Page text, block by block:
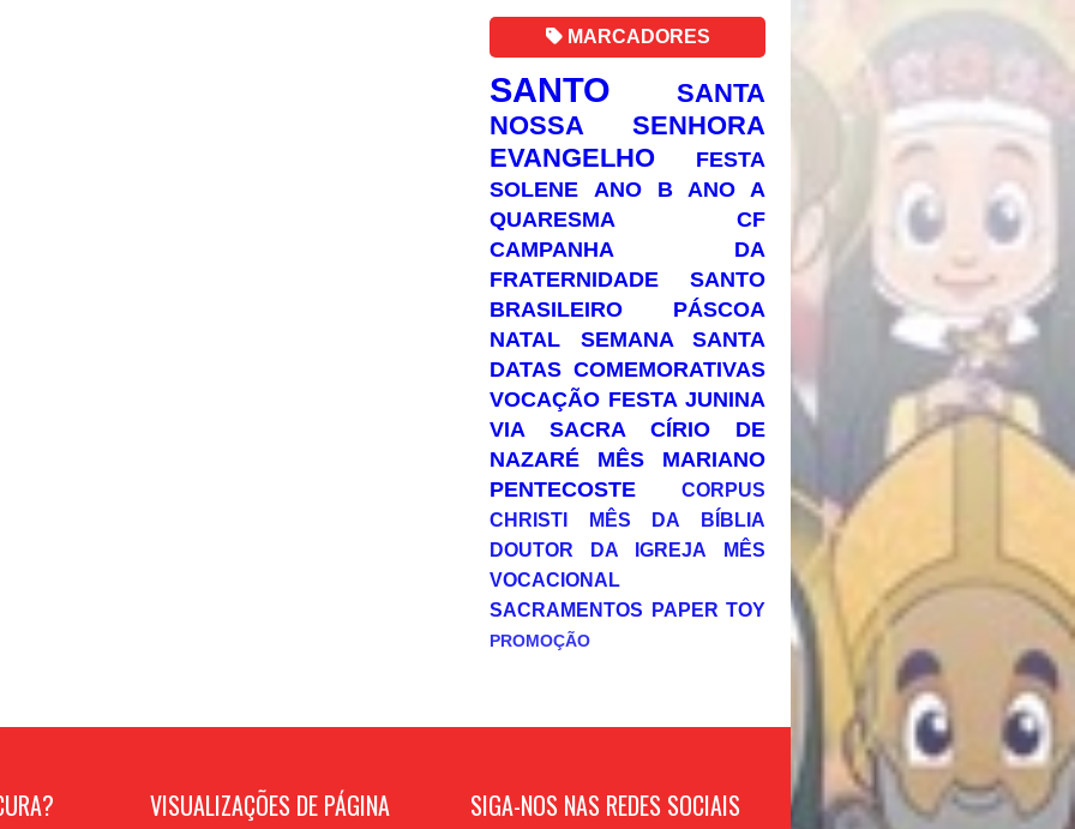
MARCADORES
SANTO
SANTA
NOSSA SENHORA
EVANGELHO
FESTA
SOLENE
ANO B
ANO A
QUARESMA
CF
CAMPANHA DA
FRATERNIDADE
SANTO
BRASILEIRO
PÁSCOA
NATAL
SEMANA SANTA
DATAS COMEMORATIVAS
VOCAÇÃO FESTA JUNINA
VIA SACRA
CÍRIO DE
NAZARÉ
MÊS MARIANO
PENTECOSTE
CORPUS
CHRISTI
MÊS DA BÍBLIA
DOUTOR DA IGREJA
MÊS
VOCACIONAL
SACRAMENTOS PAPER TOY
PROMOÇÃO
VISUALIZAÇÕES DE PÁGINA SIGA-NOS NAS REDES SOCIAIS